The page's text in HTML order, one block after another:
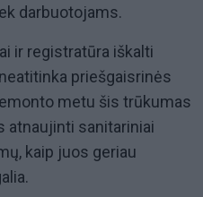
darbuotojams.
ir registratūra iškalti
priešgaisrinės
metu šis trūkumas
atnaujinti sanitariniai
kaip juos geriau